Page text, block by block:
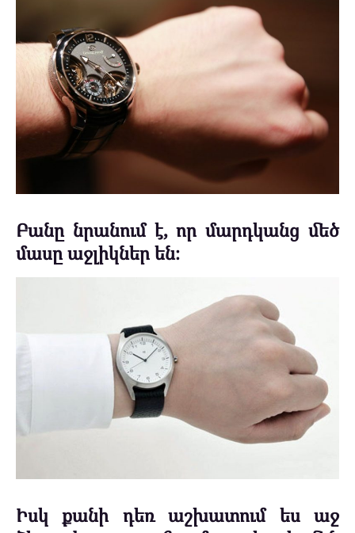
Բանը նրանում է, որ մարդկանց մեծ
մասը աջլիկներ են։
Իսկ քանի դեռ աշխատում ես աջ